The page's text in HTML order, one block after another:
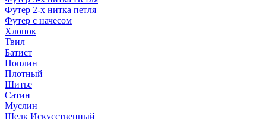
Футер 2-х нитка петля
Футер с начесом
Хлопок
Твил
Батист
Поплин
Плотный
Шитье
Сатин
Муслин
Шелк Искусственный